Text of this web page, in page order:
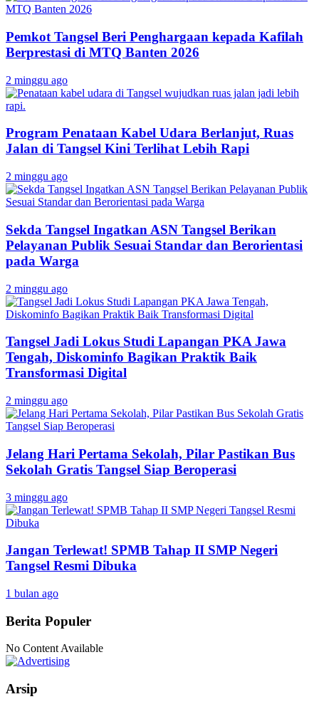
Pemkot Tangsel Beri Penghargaan kepada Kafilah
Berprestasi di MTQ Banten 2026
2 minggu ago
Program Penataan Kabel Udara Berlanjut, Ruas
Jalan di Tangsel Kini Terlihat Lebih Rapi
2 minggu ago
Sekda Tangsel Ingatkan ASN Tangsel Berikan
Pelayanan Publik Sesuai Standar dan Berorientasi
pada Warga
2 minggu ago
Tangsel Jadi Lokus Studi Lapangan PKA Jawa
Tengah, Diskominfo Bagikan Praktik Baik
Transformasi Digital
2 minggu ago
Jelang Hari Pertama Sekolah, Pilar Pastikan Bus
Sekolah Gratis Tangsel Siap Beroperasi
3 minggu ago
Jangan Terlewat! SPMB Tahap II SMP Negeri
Tangsel Resmi Dibuka
1 bulan ago
Berita Populer
No Content Available
Arsip